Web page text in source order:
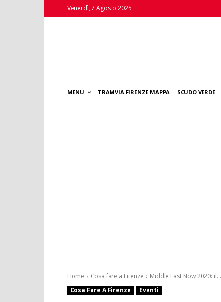
Venerdì, 7 Agosto 2026
MENU TRAMVIA FIRENZE MAPPA SCUDO VERDE
Home Cosa fare a Firenze
Middle East Now 2020: il...
Cosa Fare A Firenze
Eventi